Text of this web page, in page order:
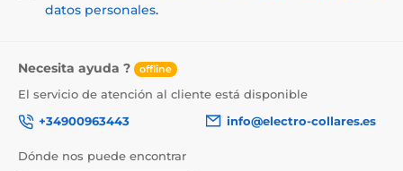
datos personales.
Necesita ayuda ? offline
El servicio de atención al cliente está disponible
+34900963443
info@electro-collares.es
Dónde nos puede encontrar